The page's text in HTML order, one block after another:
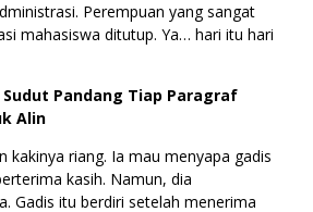
Perempuan yang sangat
mahasiswa ditutup. Ya… hari itu hari
Pandang Tiap Paragraf
Alin
kakinya riang. Ia mau menyapa gadis
kasih. Namun, dia
Gadis itu berdiri setelah menerima